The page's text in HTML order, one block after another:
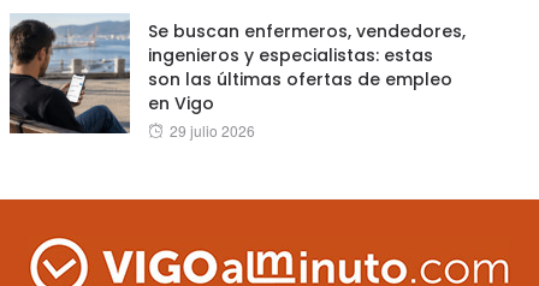
Se buscan enfermeros, vendedores,
ingenieros y especialistas: estas
son las últimas ofertas de empleo
en Vigo
Posted
29 julio 2026